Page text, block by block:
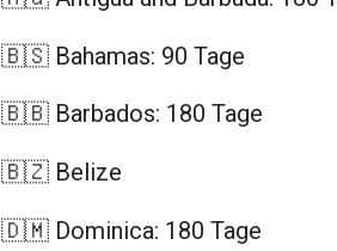
🇧🇸 Bahamas: 90 Tage
🇧🇧 Barbados: 180 Tage
🇧🇿 Belize
🇩🇲 Dominica: 180 Tage